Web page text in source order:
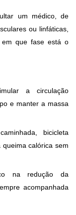
um médico, de
ou linfáticas,
que fase está o
a circulação
e manter a massa
bicicleta
calórica sem
na redução da
acompanhada